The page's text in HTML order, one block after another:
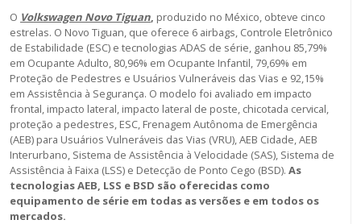
O Volkswagen Novo Tiguan, produzido no México, obteve cinco
estrelas. O Novo Tiguan, que oferece 6 airbags, Controle Eletrônico
de Estabilidade (ESC) e tecnologias ADAS de série, ganhou 85,79%
em Ocupante Adulto, 80,96% em Ocupante Infantil, 79,69% em
Proteção de Pedestres e Usuários Vulneráveis das Vias e 92,15%
em Assistência à Segurança. O modelo foi avaliado em impacto
frontal, impacto lateral, impacto lateral de poste, chicotada cervical,
proteção a pedestres, ESC, Frenagem Autônoma de Emergência
(AEB) para Usuários Vulneráveis das Vias (VRU), AEB Cidade, AEB
Interurbano, Sistema de Assistência à Velocidade (SAS), Sistema de
Assistência à Faixa (LSS) e Detecção de Ponto Cego (BSD). As
tecnologias AEB, LSS e BSD são oferecidas como
equipamento de série em todas as versões e em todos os
mercados.